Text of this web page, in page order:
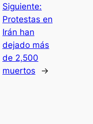
Siguiente:
Protestas en
Irán han
dejado más
de 2,500
muertos
→